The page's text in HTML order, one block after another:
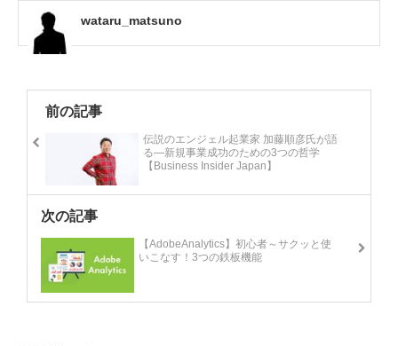
wataru_matsuno
前の記事
伝説のエンジェル起業家 加藤順彦氏が語
る―新規事業成功のための3つの哲学
【Business Insider Japan】
次の記事
【AdobeAnalytics】初心者～サクッと使
いこなす！3つの鉄板機能